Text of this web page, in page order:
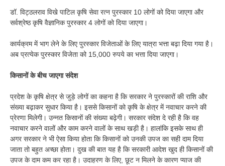
डॉ. विट्ठलराव विखे पाटिल कृषि सेवा रत्न पुरस्कार 10 लोगों को दिया जाएगा और
सर्वश्रेष्ठ कृषि वैज्ञानिक पुरस्कार 4 लोगों को दिया जाएगा।
कार्यक्रम में भाग लेने के लिए पुरस्कार विजेताओं के लिए यात्रा भत्ता बढ़ा दिया गया है।
अब प्रत्येक पुरस्कार विजेता को 15,000 रुपये का भत्ता दिया जाएगा।
किसानों के बीच जाएगा संदेश
प्रदेश के कृषि क्षेत्र से जुड़े लोगों का कहना है कि सरकार ने पुरस्कारों की राशि और
संख्या बढ़ाकर सुधार किया है। इससे किसानों को कृषि के क्षेत्र में नवाचार करने की
प्रेरणा मिलेगी। उन्नत किसानों की संख्या बढ़ेगी। सरकार संदेश दे रही है कि वह
नवाचार करने वालों और काम करने वालों के साथ खड़ी है। हालांकि इसके साथ ही
अगर सरकार ने भी ऐसा किया होता कि किसानों को उनकी उपज का सही दाम दिया
जाता तो बहुत अच्छा होता। दुख की बात यह है कि सरकारी आदेश खुद ही किसानों की
उपज के दाम कम कर रहा है। उदाहरण के लिए, छूट न मिलने के कारण प्याज की